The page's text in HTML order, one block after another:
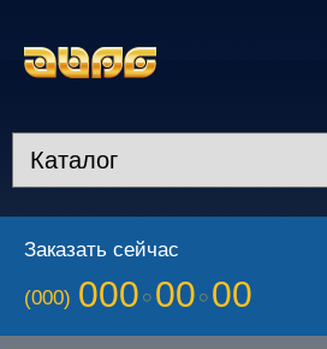
Заказать сейчас
(000) 000 00 00